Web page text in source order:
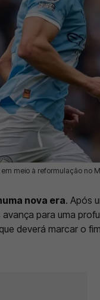
meio à reformulação no
nova era. Após
para uma
deverá marcar o